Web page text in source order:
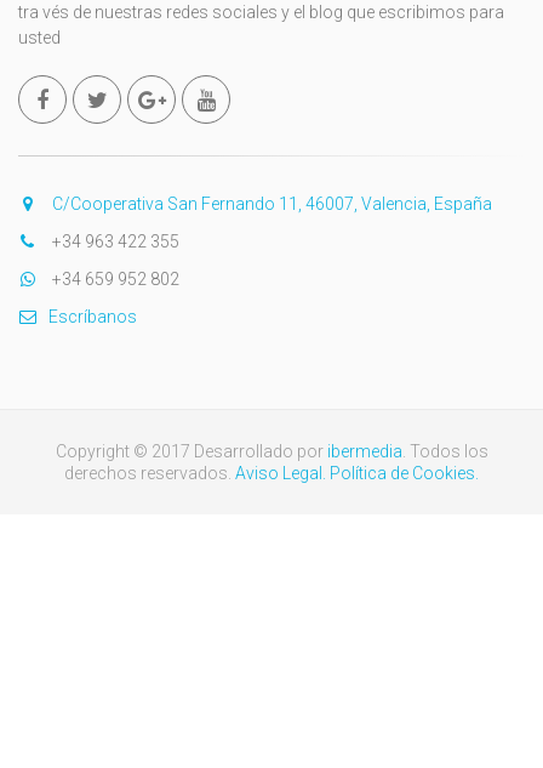
tra vés de nuestras redes sociales y el blog que escribimos para
usted
C/Cooperativa San Fernando 11, 46007, Valencia, España
+34 963 422 355
+34 659 952 802
Escríbanos
Copyright © 2017 Desarrollado por ibermedia . Todos los
derechos reservados. Aviso Legal. Política de Cookies.